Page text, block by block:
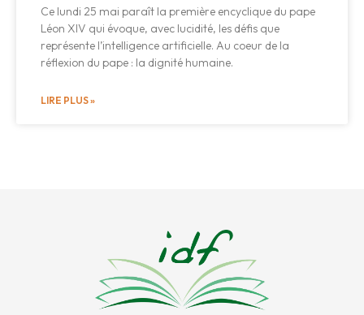
Ce lundi 25 mai paraît la première encyclique du pape
Léon XIV qui évoque, avec lucidité, les défis que
représente l’intelligence artificielle. Au coeur de la
réflexion du pape : la dignité humaine.
LIRE PLUS »